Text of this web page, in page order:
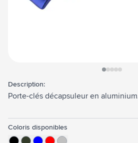
Description:
Porte-clés décapsuleur en
Coloris disponibles